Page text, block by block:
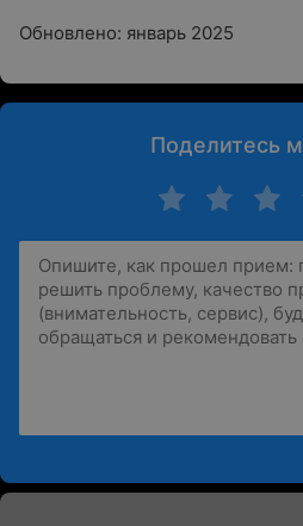
Обновлено: январь 2025
Поделитесь